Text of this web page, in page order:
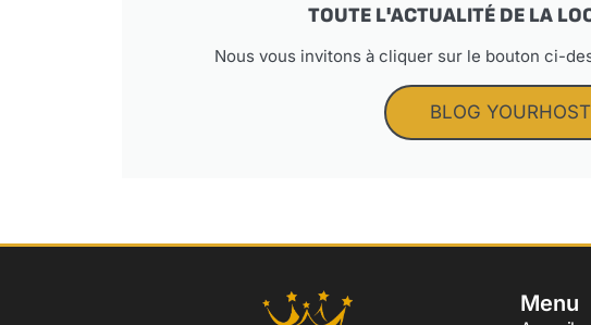
TOUTE L'ACTUALITÉ DE LA
Nous vous invitons à cliquer sur le bouton ci-
BLOG
Menu